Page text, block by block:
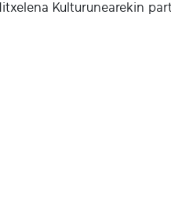
Kulturunearekin